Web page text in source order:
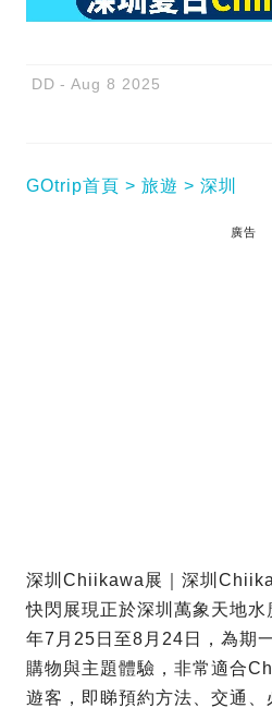
DD Aug 8 2025
GOtrip首頁 旅遊 深圳
廣告
深圳Chiikawa展｜深圳
快閃展現正於深圳萬象天地
年7月25日至8月24日，為期
購物與主題體驗，非常適合
遊客，即睇預約方法、交通、